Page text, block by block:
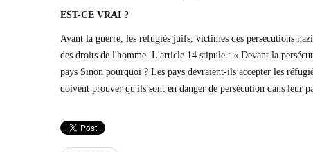
EST-CE VRAI ?
Avant la guerre, les réfugiés juifs, victimes des persécutions
des droits de l'homme. L'article 14 stipule : « Devant la
pays Sinon pourquoi ? Les pays devraient-ils accepter les
doivent prouver qu'ils sont en danger de persécution dans leur